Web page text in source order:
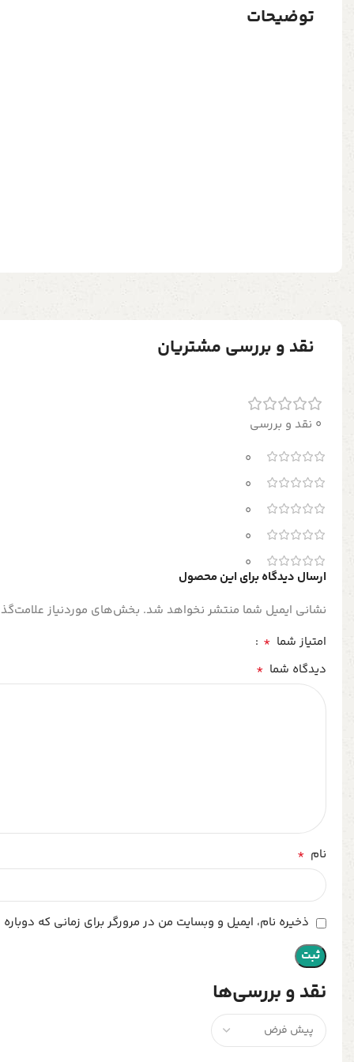
توضیحات
نقد و بررسی مشتریان
0 نقد و بررسی
0
0
0
0
0
نقد و بررسی‌ها
ارسال دیدگاه برای این محصول
نشانی ایمیل شما منتشر نخواهد شد. بخش‌های موردنیاز
امتیاز شما *
دیدگاه شما *
نام *
ذخیره نام، ایمیل و وبسایت من در مرورگر برای زمانی که